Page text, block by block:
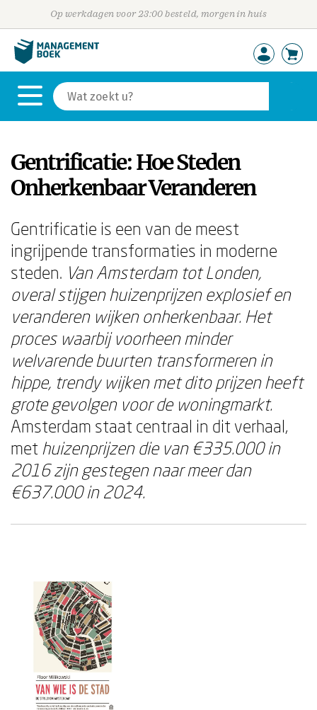
Op werkdagen voor 23:00 besteld, morgen in huis
Gentrificatie: Hoe Steden
Onherkenbaar Veranderen
Gentrificatie is een van de meest
ingrijpende transformaties in moderne
steden. Van Amsterdam tot Londen,
overal stijgen huizenprijzen explosief en
veranderen wijken onherkenbaar. Het
proces waarbij voorheen minder
welvarende buurten transformeren in
hippe, trendy wijken met dito prijzen heeft
grote gevolgen voor de woningmarkt.
Amsterdam staat centraal in dit verhaal,
met huizenprijzen die van €335.000 in
2016 zijn gestegen naar meer dan
€637.000 in 2024.